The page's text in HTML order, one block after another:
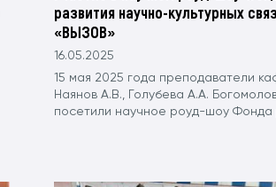
развития научно-культурных
«ВЫЗОВ»
16.05.2025
15 мая 2025 года преподаватели
Наянов А.В., Голубева А.А.
посетили научное роуд-шоу Фонда